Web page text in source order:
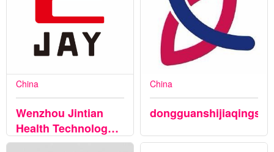
China
Wenzhou Jintian
Health Technology
Co.,Ltd.
China